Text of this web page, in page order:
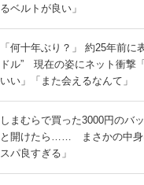
るベルトが良い」
「何十年ぶり？」 約25年前に
ドル” 現在の姿にネット衝撃
いい」「また会えるなんて」
しまむらで買った3000円のバ
と開けたら…… まさかの中身
スパ良すぎる」